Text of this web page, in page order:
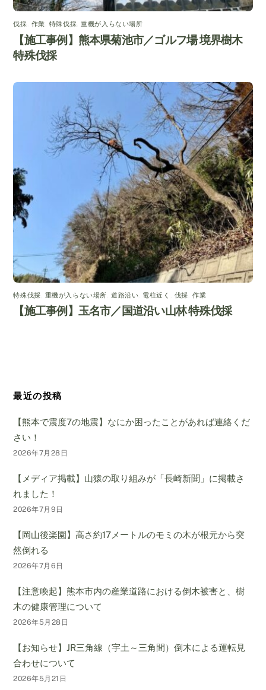
伐採 作業 特殊伐採 ,重機が入らない場所
【施工事例】熊本県菊池市／ゴルフ場 境界樹木
特殊伐採
特殊伐採 重機が入らない場所 道路沿い 電柱近く 伐採 作業
【施工事例】玉名市／国道沿い山林 特殊伐採
最近の投稿
【熊本で震度7の地震】なにか困ったことがあれば連絡くだ
さい！
2026年7月28日
【メディア掲載】山猿の取り組みが「長崎新聞」に掲載さ
れました！
2026年7月9日
【岡山後楽園】高さ約17メートルのモミの木が根元から突
然倒れる
2026年7月6日
【注意喚起】熊本市内の産業道路における倒木被害と、樹
木の健康管理について
2026年5月28日
【お知らせ】JR三角線（宇土～三角間）倒木による運転見
合わせについて
2026年5月21日